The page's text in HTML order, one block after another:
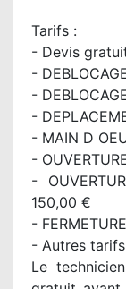
Tarifs :
- Devis
-
-
-
- MAIN D
-
-
150,00 €
-
- Autres
Le